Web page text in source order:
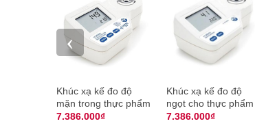
Khúc xạ kế đo độ
mặn trong thực phẩm
Hanna HI96821
7.386.000₫
Khúc xạ kế đo độ
ngọt cho thực phẩm
Hanna HI96801
7.386.000₫
‹